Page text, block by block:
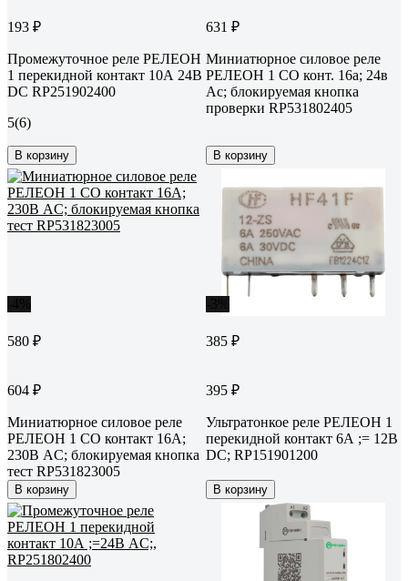
193 ₽
Промежуточное реле РЕЛЕОН
1 перекидной контакт 10А 24В
DC RP251902400
5(6)
В корзину
631 ₽
Миниатюрное силовое реле
РЕЛЕОН 1 CO конт. 16а; 24в
Ac; блокируемая кнопка
проверки RP531802405
В корзину
580 ₽
604 ₽
Миниатюрное силовое реле
РЕЛЕОН 1 CO контакт 16А;
230В AC; блокируемая кнопка
тест RP531823005
В корзину
385 ₽
395 ₽
Ультратонкое реле РЕЛЕОН 1
перекидной контакт 6А ;= 12В
DC; RP151901200
В корзину